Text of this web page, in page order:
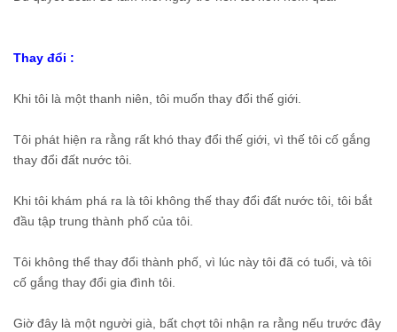
Thay đổi :
Khi tôi là một thanh niên, tôi muốn thay đổi thế giới.
Tôi phát hiện ra rằng rất khó thay đổi thế giới, vì thế tôi cố gắng
thay đổi đất nước tôi.
Khi tôi khám phá ra là tôi không thế thay đổi đất nước tôi, tôi bắt
đầu tập trung thành phố của tôi.
Tôi không thể thay đổi thành phố, vì lúc này tôi đã có tuổi, và tôi
cố gắng thay đổi gia đình tôi.
Giờ đây là một người già, bất chợt tôi nhận ra rằng nếu trước đây